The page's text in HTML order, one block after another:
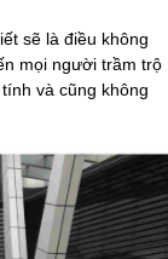
sẽ là điều không
mọi người trầm trộ
và cũng không